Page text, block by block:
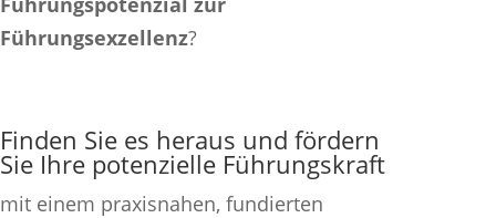
Führungsexzellenz?
Finden Sie es heraus und fördern
Sie Ihre potenzielle Führungskraft
mit einem praxisnahen, fundierten